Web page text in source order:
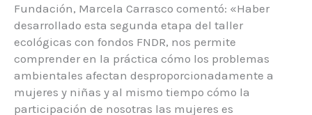
Fundación, Marcela Carrasco comentó: «Haber
desarrollado esta segunda etapa del taller
ecológicas con fondos FNDR, nos permite
comprender en la práctica cómo los problemas
ambientales afectan desproporcionadamente a
mujeres y niñas y al mismo tiempo cómo la
participación de nosotras las mujeres es